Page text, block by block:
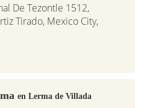
De Tezontle 1512,
Tirado, Mexico City,
en Lerma de Villada